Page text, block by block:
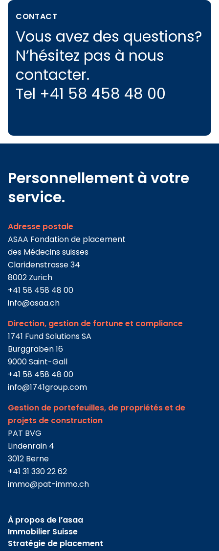
CONTACT
Vous avez des questions?
N’hésitez pas à nous
contacter.
Tel +41 58 458 48 00
Personnellement à votre
service.
Adresse postale
ASAA Fondation de placement
des Médecins suisses
Claridenstrasse 34
8002 Zurich
+41 58 458 48 00
info@asaa.ch
Direction, gestion de fortune et compliance
1741 Fund Solutions SA
Burggraben 16
9000 Saint-Gall
+41 58 458 48 00
info@1741group.com
Gestion de portefeuilles, de propriétés et de
projets de construction
PAT BVG
Lindenrain 4
3012 Berne
+41 31 330 22 62
immo@pat-immo.ch
À propos de l’asaa
Immobilier Suisse
Stratégie de placement